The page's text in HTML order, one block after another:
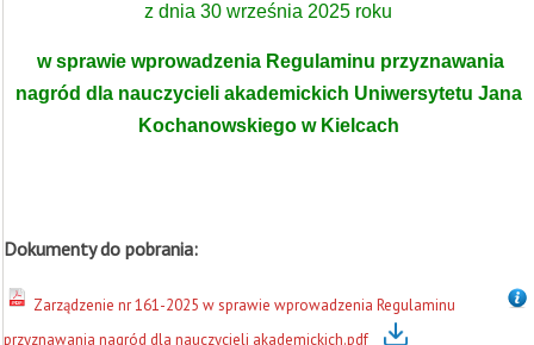
z dnia 30 września 2025 roku
w sprawie wprowadzenia Regulaminu przyznawania
nagród dla nauczycieli akademickich Uniwersytetu Jana
Kochanowskiego w Kielcach
Dokumenty do pobrania:
Zarządzenie nr 161-2025 w sprawie wprowadzenia Regulaminu
przyznawania nagród dla nauczycieli akademickich.pdf